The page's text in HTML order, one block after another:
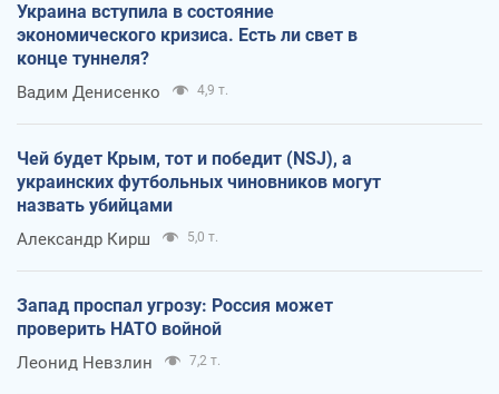
Украина вступила в состояние
экономического кризиса. Есть ли свет в
конце туннеля?
Вадим Денисенко 4,9 т.
Чей будет Крым, тот и победит (NSJ), а
украинских футбольных чиновников могут
назвать убийцами
Александр Кирш 5,0 т.
Запад проспал угрозу: Россия может
проверить НАТО войной
Леонид Невзлин 7,2 т.